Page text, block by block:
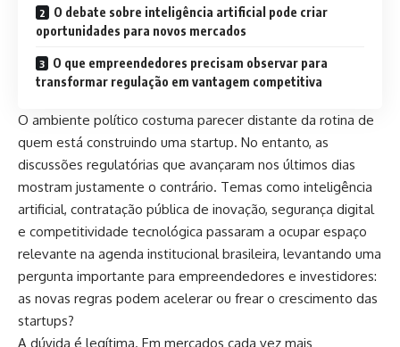
O debate sobre inteligência artificial pode criar
oportunidades para novos mercados
O que empreendedores precisam observar para
transformar regulação em vantagem competitiva
O ambiente político costuma parecer distante da rotina de
quem está construindo uma startup. No entanto, as
discussões regulatórias que avançaram nos últimos dias
mostram justamente o contrário. Temas como inteligência
artificial, contratação pública de inovação, segurança digital
e competitividade tecnológica passaram a ocupar espaço
relevante na agenda institucional brasileira, levantando uma
pergunta importante para empreendedores e investidores:
as novas regras podem acelerar ou frear o crescimento das
startups?
A dúvida é legítima. Em mercados cada vez mais